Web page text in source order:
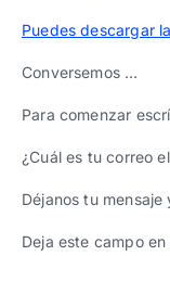
Puedes descargar
Conversemos …
Para comenzar
¿Cuál es tu correo
Déjanos tu
Deja este campo